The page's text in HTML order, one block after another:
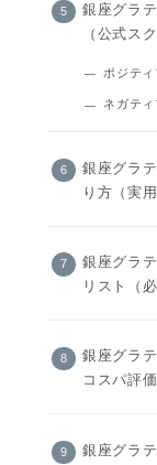
銀座グラ
（公式ス
ポジティ
ネガティ
銀座グラ
り方（実
銀座グラ
リスト（
銀座グラ
コスパ評価
銀座グラ